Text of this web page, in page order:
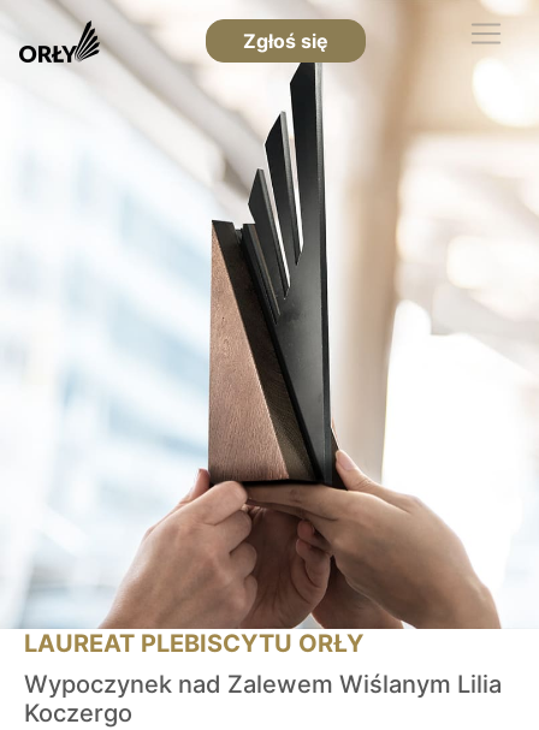
Zgłoś się
LAUREAT PLEBISCYTU ORŁY
Wypoczynek nad Zalewem Wiślanym Lilia
Koczergo